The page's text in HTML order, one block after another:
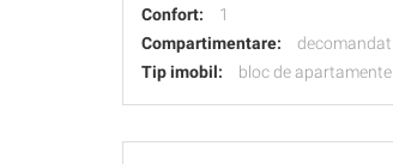
Confort:
1
Compartimentare:
decomandat
Tip imobil:
bloc de apartamente